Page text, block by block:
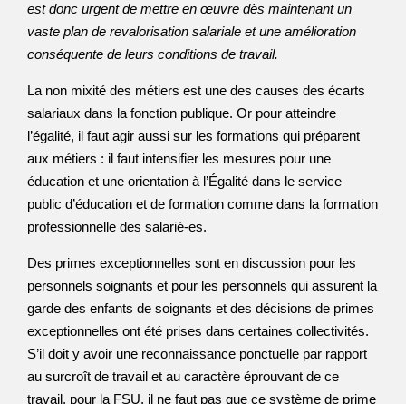
est donc urgent de mettre en œuvre dès maintenant un
vaste plan de revalorisation salariale et une amélioration
conséquente de leurs conditions de travail.
La non mixité des métiers est une des causes des écarts
salariaux dans la fonction publique. Or pour atteindre
l’égalité, il faut agir aussi sur les formations qui préparent
aux métiers : il faut intensifier les mesures pour une
éducation et une orientation à l’Égalité dans le service
public d’éducation et de formation comme dans la formation
professionnelle des salarié-es.
Des primes exceptionnelles sont en discussion pour les
personnels soignants et pour les personnels qui assurent la
garde des enfants de soignants et des décisions de primes
exceptionnelles ont été prises dans certaines collectivités.
S’il doit y avoir une reconnaissance ponctuelle par rapport
au surcroît de travail et au caractère éprouvant de ce
travail, pour la FSU, il ne faut pas que ce système de prime